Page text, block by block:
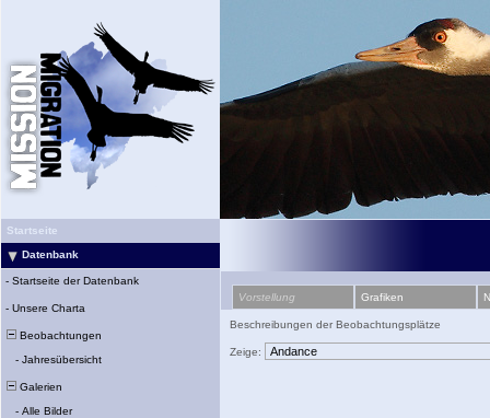
Startseite
Datenbank
- Startseite der Datenbank
- Unsere Charta
Beobachtungen
- Jahresübersicht
Galerien
- Alle Bilder
Vorstellung Grafiken
Beschreibungen der Beobachtungsplätze
Zeige: